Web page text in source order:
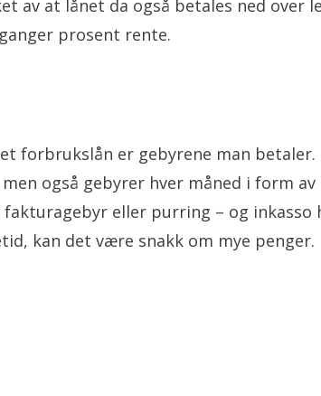
av at lånet da også betales ned over
prosent rente.
forbrukslån er gebyrene man betaler.
også gebyrer hver måned i form av
eller purring – og inkasso
kan det være snakk om mye penger.